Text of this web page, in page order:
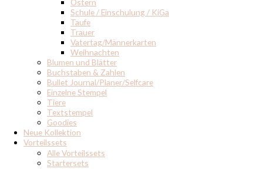
Ostern
Schule / Einschulung / KiGa
Taufe
Trauer
Vatertag/Männerkarten
Weihnachten
Blumen und Blätter
Buchstaben & Zahlen
Bullet Journal/Planer/Selfcare
Einzelne Stempel
Tiere
Textstempel
Goodies
Neue Kollektion
Vorteilssets
Alle Vorteilssets
Startersets